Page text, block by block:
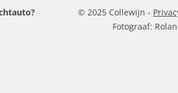
© 2025 Collewijn -
Fotograaf: